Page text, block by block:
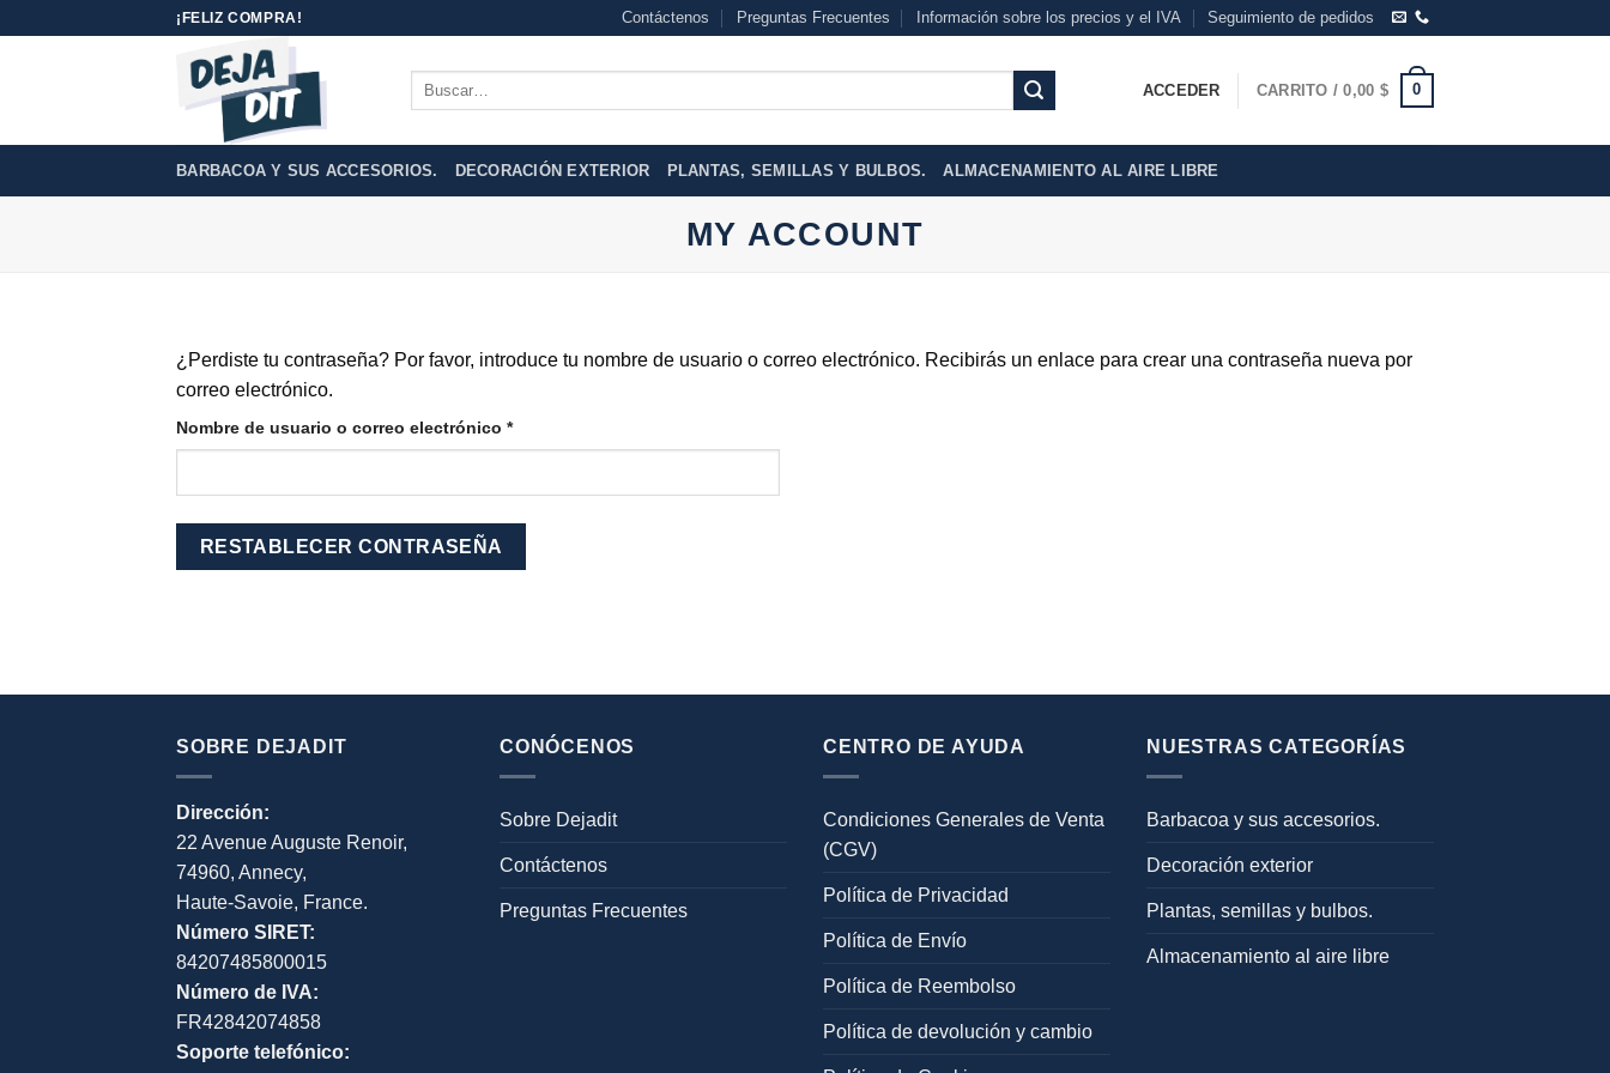
¡FELIZ COMPRA! Contáctenos Preguntas Frecuentes Información sobre los precios y el IVA Seguimiento de pedidos
Buscar
ACCEDER CARRITO /0,00 $ 0
BARBACOA Y SUS ACCESORIOS. DECORACIÓN EXTERIOR PLANTAS, SEMILLAS Y BULBOS. ALMACENAMIENTO AL AIRE LIBRE
MY ACCOUNT
¿Perdiste tu contraseña? Por favor, introduce tu nombre de usuario o correo electrónico. Recibirás un enlace para crear una contraseña nueva por
correo electrónico.
Nombre de usuario o correo electrónico *Obligatorio
RESTABLECER CONTRASEÑA
SOBRE DEJADIT
Dirección:
22 Avenue Auguste Renoir,
74960, Annecy,
Haute-Savoie, France.
Número SIRET:
84207485800015
Número de IVA:
FR42842074858
Soporte telefónico:
CONÓCENOS
Sobre Dejadit
Contáctenos
Preguntas Frecuentes
CENTRO DE AYUDA
Condiciones Generales de Venta
(CGV)
Política de Privacidad
Política de Envío
Política de Reembolso
Política de devolución y cambio
NUESTRAS CATEGORÍAS
Barbacoa y sus accesorios.
Decoración exterior
Plantas, semillas y bulbos.
Almacenamiento al aire libre